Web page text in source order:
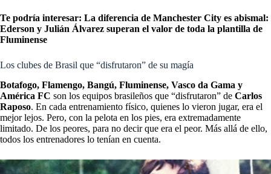
Te podría interesar: La diferencia de Manchester City es abismal:
Ederson y Julián Álvarez superan el valor de toda la plantilla de
Fluminense
Los clubes de Brasil que “disfrutaron” de su magía
Botafogo, Flamengo, Bangú, Fluminense, Vasco da Gama y
América FC son los equipos brasileños que “disfrutaron” de Carlos
Raposo. En cada entrenamiento físico, quienes lo vieron jugar, era el
mejor lejos. Pero, con la pelota en los pies, era extremadamente
limitado. De los peores, para no decir que era el peor. Más allá de ello,
todos los entrenadores lo tenían en cuenta.